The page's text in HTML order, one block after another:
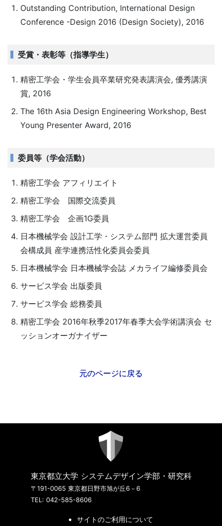
Outstanding Contribution, International Design
Conference -Design 2016 (Design Society), 2016
受賞・表彰等（指導学生）
精密工学会・学生会員卒業研究発表講演会, 優秀講演
賞, 2016
The 16th Asia Design Engineering Workshop, Best
Young Presenter Award, 2016
委員等（学会活動）
精密工学会 アフィリエイト
精密工学会 国際交流委員
精密工学会 企画1G委員
日本機械学会 設計工学・システム部門 拡大運営委員
会構成員 産学連携活性化委員会委員
日本機械学会 日本機械学会誌 メカライフ編修委員会
サービス学会 出版委員
サービス学会 総務委員
精密工学会 2016年秋季2017年春季大会学術講演会 セ
ッションオーガナイザー
元のページに戻る
東京都立大学 システムデザイン学部・研究科
〒191-0065 東京都日野市旭が丘6－6
TEL: 042-585-8606
サイトのご利用について